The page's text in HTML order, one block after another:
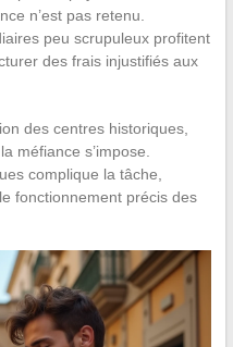
n’est pas retenu.
peu scrupuleux profitent
des frais injustifiés aux
des centres historiques,
méfiance s’impose.
complique la tâche,
fonctionnement précis des